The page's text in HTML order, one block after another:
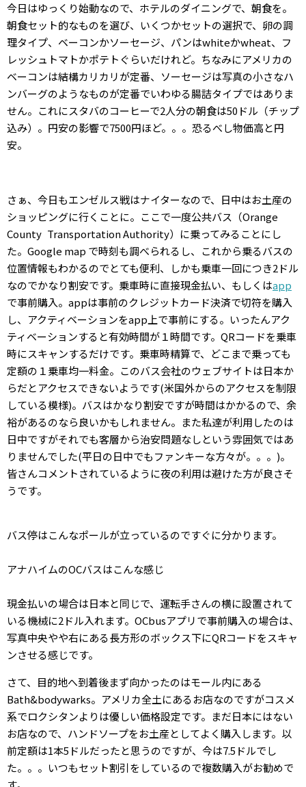
今日はゆっくり始動なので、ホテルのダイニングで、朝食を。
朝食セット的なものを選び、いくつかセットの選択で、卵の調
理タイプ、ベーコンかソーセージ、パンはwhiteかwheat、フ
レッシュトマトかポテトぐらいだけれど。ちなみにアメリカの
ベーコンは結構カリカリが定番、ソーセージは写真の小さなハ
ンバーグのようなものが定番でいわゆる腸詰タイプではありま
せん。これにスタバのコーヒーで2人分の朝食は50ドル（チップ
込み）。円安の影響で7500円ほど。。。恐るべし物価高と円
安。
さぁ、今日もエンゼルス戦はナイターなので、日中はお土産の
ショッピングに行くことに。ここで一度公共バス（Orange
County Transportation Authority）に乗ってみることにし
た。Google map で時刻も調べられるし、これから乗るバスの
位置情報もわかるのでとても便利、しかも乗車一回につき2ドル
なのでかなり割安です。乗車時に直接現金払い、もしくはapp
で事前購入。appは事前のクレジットカード決済で切符を購入
し、アクティベーションをapp上で事前にする。いったんアク
ティベーションすると有効時間が１時間です。QRコードを乗車
時にスキャンするだけです。乗車時精算で、どこまで乗っても
定額の１乗車均一料金。このバス会社のウェブサイトは日本か
らだとアクセスできないようです(米国外からのアクセスを制限
している模様)。バスはかなり割安ですが時間はかかるので、余
裕があるのなら良いかもしれません。また私達が利用したのは
日中ですがそれでも客層から治安問題なしという雰囲気ではあ
りませんでした(平日の日中でもファンキーな方々が。。。)。
皆さんコメントされているように夜の利用は避けた方が良さそ
うです。
バス停はこんなポールが立っているのですぐに分かります。
アナハイムのOCバスはこんな感じ
現金払いの場合は日本と同じで、運転手さんの横に設置されて
いる機械に2ドル入れます。OCbusアプリで事前購入の場合は、
写真中央やや右にある長方形のボックス下にQRコードをスキャ
ンさせる感じです。
さて、目的地へ到着後まず向かったのはモール内にある
Bath&bodywarks。アメリカ全土にあるお店なのですがコスメ
系でロクシタンよりは優しい価格設定です。まだ日本にはない
お店なので、ハンドソープをお土産としてよく購入します。以
前定額は1本5ドルだったと思うのですが、今は7.5ドルでし
た。。。いつもセット割引をしているので複数購入がお勧めで